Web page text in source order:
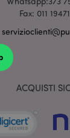
Fax: 011
ACQUISTI